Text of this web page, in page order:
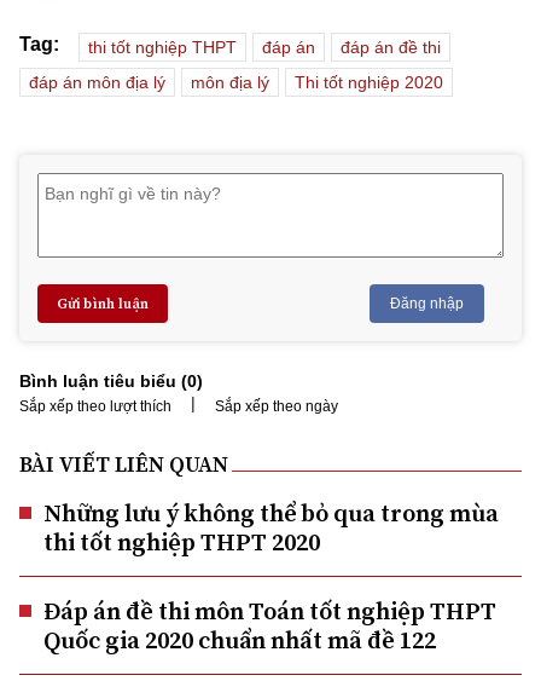
Tag: thi tốt nghiệp THPT đáp án
đáp án đề thi
đáp án môn địa lý
môn địa lý Thi tốt nghiệp 2020
Gửi bình luận Đăng nhập
Bình luận tiêu biểu (0)
Sắp xếp theo lượt thích | Sắp xếp theo ngày
BÀI VIẾT LIÊN QUAN
Những lưu ý không thể bỏ qua trong mùa
thi tốt nghiệp THPT 2020
Đáp án đề thi môn Toán tốt nghiệp THPT
Quốc gia 2020 chuẩn nhất mã đề 122